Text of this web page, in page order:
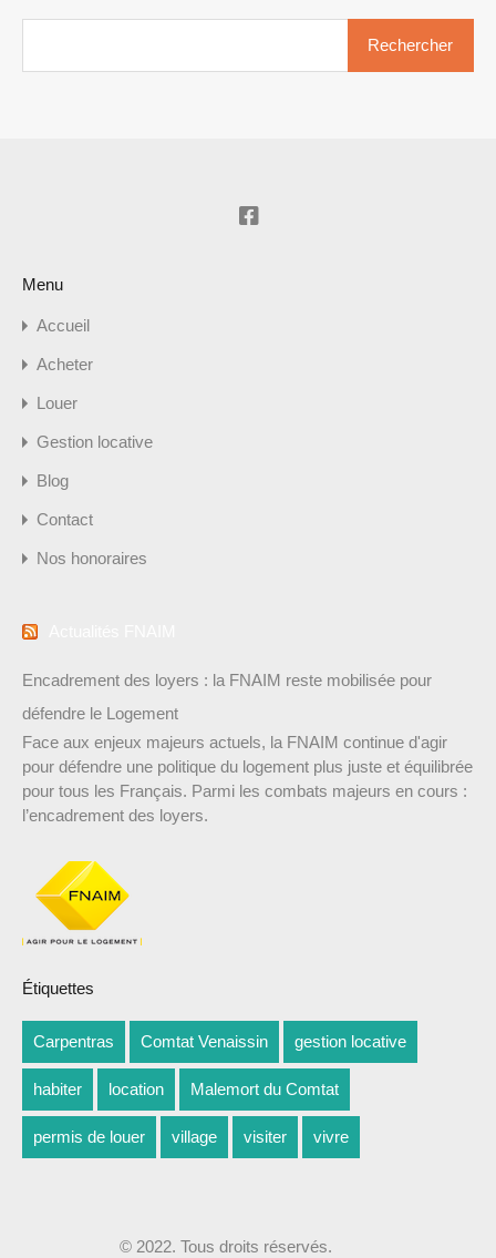
Menu
Accueil
Acheter
Louer
Gestion locative
Blog
Contact
Nos honoraires
Encadrement des loyers : la FNAIM reste mobilisée pour
défendre le Logement
Face aux enjeux majeurs actuels, la FNAIM continue d'agir
pour défendre une politique du logement plus juste et équilibrée
pour tous les Français. Parmi les combats majeurs en cours :
l’encadrement des loyers.
Étiquettes
Carpentras Comtat Venaissin gestion locative
habiter location Malemort du Comtat
permis de louer village visiter vivre
© 2022. Tous droits réservés.